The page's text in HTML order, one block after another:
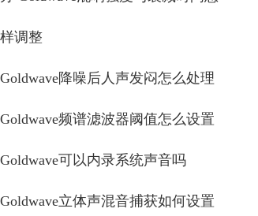
样调整
Goldwave降噪后人声发闷怎么处理
Goldwave频谱滤波器阈值怎么设置
Goldwave可以内录系统声音吗
Goldwave立体声混音捕获如何设置